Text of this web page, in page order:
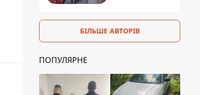
БІЛЬШЕ АВТОРІВ
ПОПУЛЯРНЕ